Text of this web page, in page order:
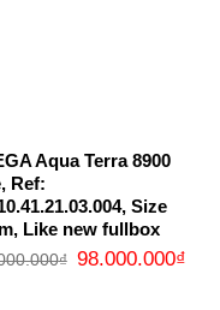
Aqua Terra 8900
Ref:
Size
Like new fullbox
₫ Giá
gốc
98.000.000₫Giá